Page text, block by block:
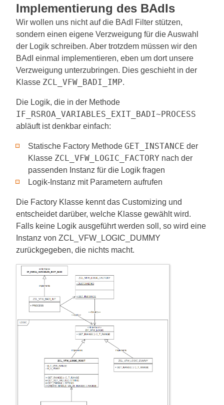
Implementierung des BAdIs
Wir wollen uns nicht auf die BAdI Filter stützen,
sondern einen eigene Verzweigung für die Auswahl
der Logik schreiben. Aber trotzdem müssen wir den
BAdI einmal implementieren, eben um dort unsere
Verzweigung unterzubringen. Dies geschieht in der
Klasse ZCL_VFW_BADI_IMP.
Die Logik, die in der Methode
IF_RSROA_VARIABLES_EXIT_BADI~PROCESS
abläuft ist denkbar einfach:
Statische Factory Methode GET_INSTANCE der
Klasse ZCL_VFW_LOGIC_FACTORY nach der
passenden Instanz für die Logik fragen
Logik-Instanz mit Parametern aufrufen
Die Factory Klasse kennt das Customizing und
entscheidet darüber, welche Klasse gewählt wird.
Falls keine Logik ausgeführt werden soll, so wird eine
Instanz von ZCL_VFW_LOGIC_DUMMY
zurückgegeben, die nichts macht.